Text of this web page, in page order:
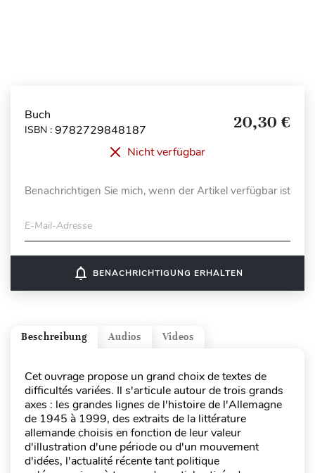
Buch
ISBN : 9782729848187 20,30 €
Nicht verfügbar
Benachrichtigen Sie mich, wenn der Artikel verfügbar ist
E-Mail-Adresse
notifications_none BENACHRICHTIGUNG ERHALTEN
Videos
Audios
Beschreibung
Cet ouvrage propose un grand choix de textes de
difficultés variées. Il s'articule autour de trois grands
axes : les grandes lignes de l'histoire de l'Allemagne
de 1945 à 1999, des extraits de la littérature
allemande choisis en fonction de leur valeur
d'illustration d'une période ou d'un mouvement
d'idées, l'actualité récente tant politique